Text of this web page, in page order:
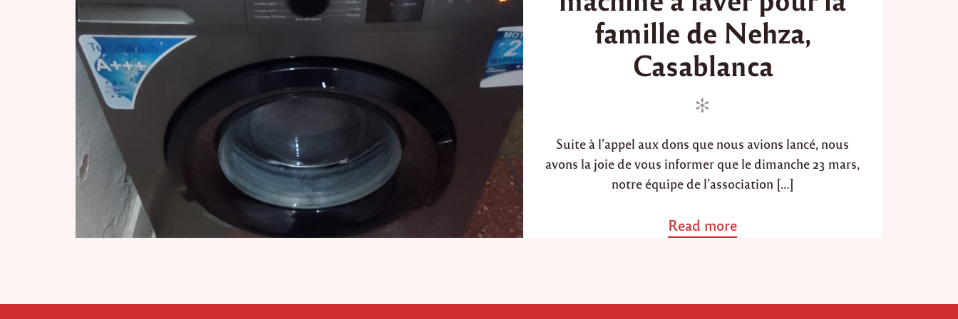
d
i
n
d
o
n
famille de Nehza,
Casablanca
Suite à l’appel aux dons que nous avions lancé, nous
avons la joie de vous informer que le dimanche 23 mars,
notre équipe de l’association […]
Read morea
b
I